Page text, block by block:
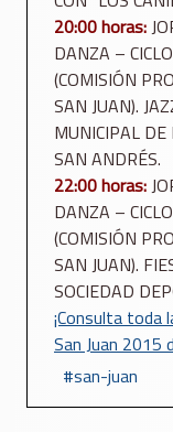
20:00 horas:
DANZA –
(COMISIÓN
SAN JUAN).
MUNICIPAL
SAN ANDRÉS.
22:00 horas:
DANZA –
(COMISIÓN
SAN JUAN).
SOCIEDAD
¡Consulta toda
San Juan 2015
san-juan